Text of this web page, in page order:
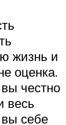
жизнь и
оценка.
честно
весь
вы себе